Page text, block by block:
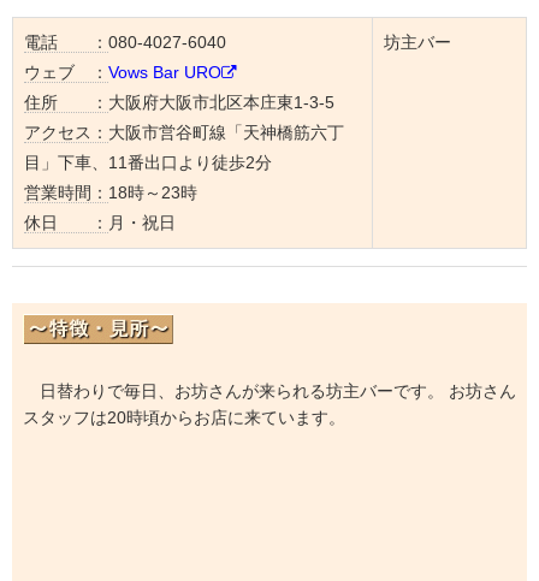
電話 ： 080-4027-6040
ウェブ ： Vows Bar URO
住所 ： 大阪府大阪市北区本庄東1-3-5
アクセス： 大阪市営谷町線「天神橋筋六丁
目」下車、11番出口より徒歩2分
営業時間： 18時～23時
休日 ： 月・祝日
坊主バー
日替わりで毎日、お坊さんが来られる坊主バーです。 お坊さん
スタッフは20時頃からお店に来ています。